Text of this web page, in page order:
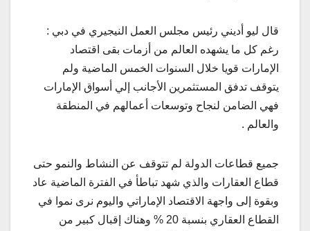
قال ليو أديني رئيس مجلس العمل النيجيري في دبي :
رغم كل ما يشهده العالم من أزمات بقى اقتصاد
الإمارات قويا خلال السنوات الخمس الماضية ولم
يتوقف تدفق المستثمرين الأجانب إلي أسواق الإمارات
فهي الضامن لنجاح وتوسعات أعمالهم في المنطقة
والعالم .
جميع قطاعات الدولة لم تتوقف عن النشاط والنمو حتى
قطاع العقارات والذي شهد تباطأ في الفترة الماضية عاد
وبقوة إلى واجهة الاقتصاد الإماراتي واليوم نرى نموا في
القطاع العقاري بنسبة 20 % وهناك إقبال كبير من